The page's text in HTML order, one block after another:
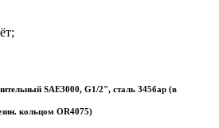
SAE3000, G1/2", сталь 345бар (в
кольцом OR4075)